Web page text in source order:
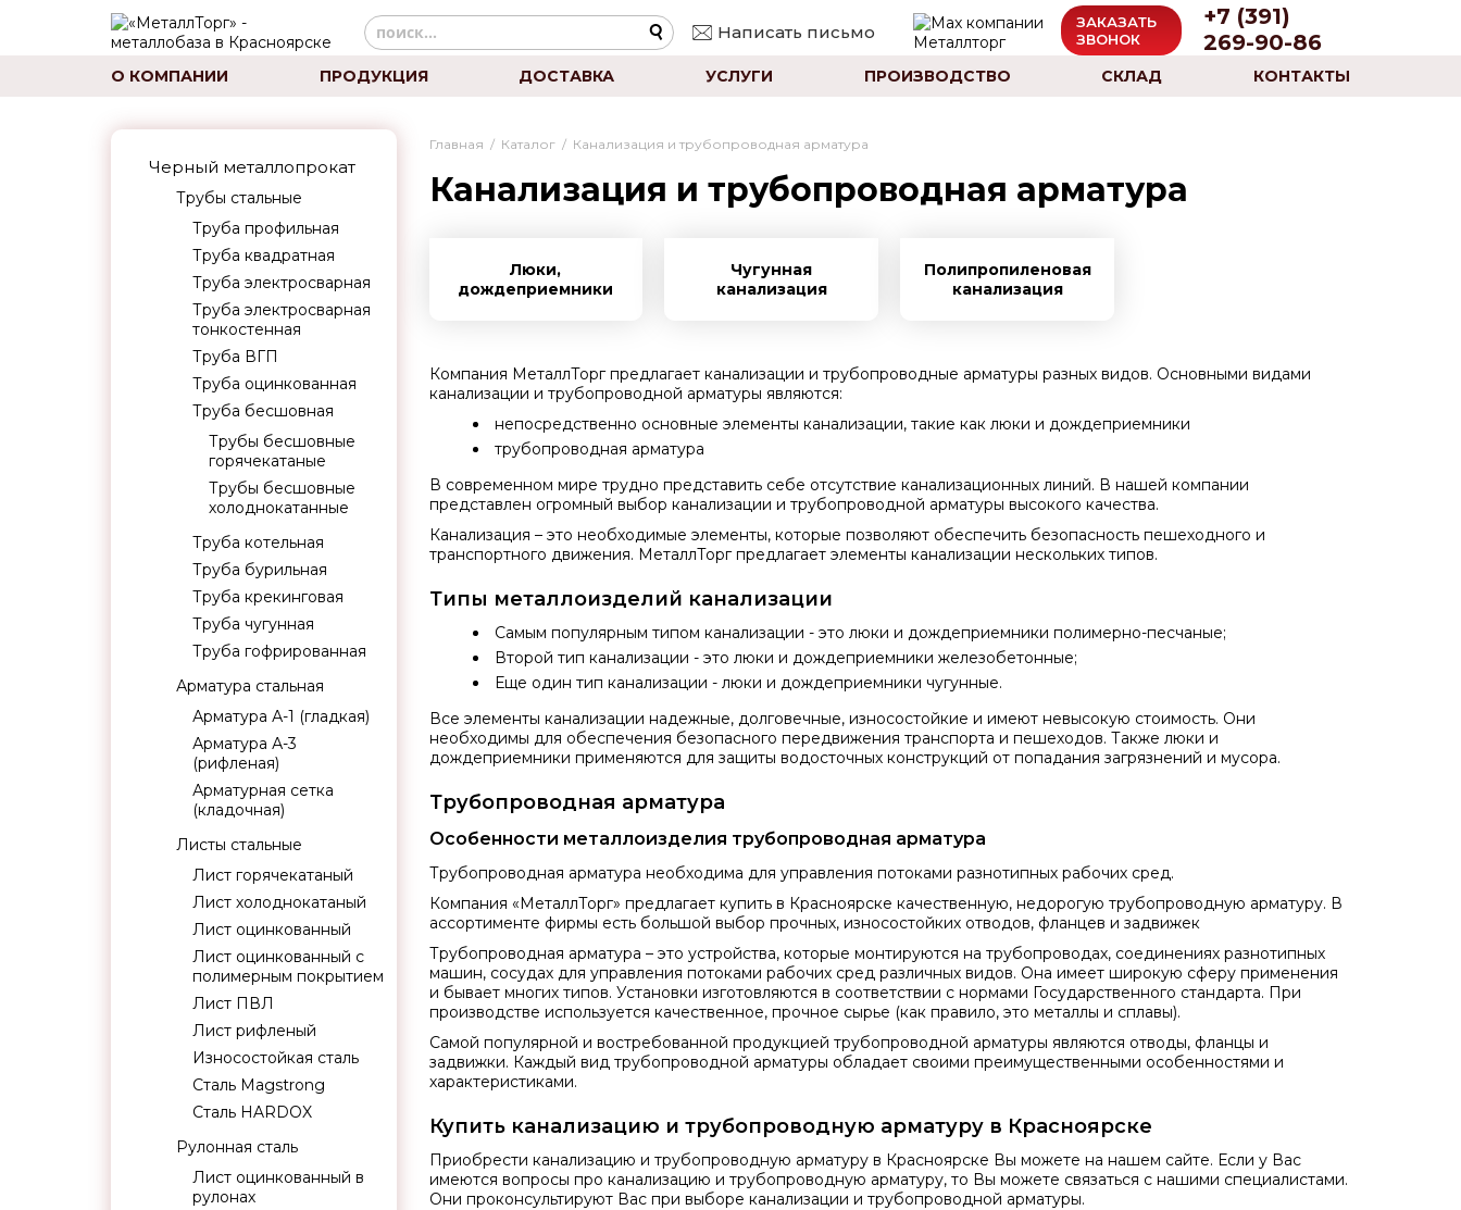
Написать письмо
ЗАКАЗАТЬ
ЗВОНОК
+7 (391)
269-90-86
О КОМПАНИИ ПРОДУКЦИЯ ДОСТАВКА УСЛУГИ ПРОИЗВОДСТВО СКЛАД КОНТАКТЫ
Черный металлопрокат
Трубы стальные
Труба профильная
Труба квадратная
Труба электросварная
Труба электросварная
тонкостенная
Труба ВГП
Труба оцинкованная
Труба бесшовная
Трубы бесшовные
горячекатаные
Трубы бесшовные
холоднокатанные
Труба котельная
Труба бурильная
Труба крекинговая
Труба чугунная
Труба гофрированная
Арматура стальная
Арматура А-1 (гладкая)
Арматура А-3
(рифленая)
Арматурная сетка
(кладочная)
Листы стальные
Лист горячекатаный
Лист холоднокатаный
Лист оцинкованный
Лист оцинкованный с
полимерным покрытием
Лист ПВЛ
Лист рифленый
Износостойкая сталь
Сталь Magstrong
Сталь HARDOX
Рулонная сталь
Лист оцинкованный в
рулонах
Главная / Каталог / Канализация и трубопроводная арматура
Канализация и трубопроводная арматура
Люки,
дождеприемники
Чугунная
канализация
Полипропиленовая
канализация
Компания МеталлТорг предлагает канализации и трубопроводные арматуры разных видов. Основными видами
канализации и трубопроводной арматуры являются:
непосредственно основные элементы канализации, такие как люки и дождеприемники
трубопроводная арматура
В современном мире трудно представить себе отсутствие канализационных линий. В нашей компании
представлен огромный выбор канализации и трубопроводной арматуры высокого качества.
Канализация – это необходимые элементы, которые позволяют обеспечить безопасность пешеходного и
транспортного движения. МеталлТорг предлагает элементы канализации нескольких типов.
Типы металлоизделий канализации
Самым популярным типом канализации - это люки и дождеприемники полимерно-песчаные;
Второй тип канализации - это люки и дождеприемники железобетонные;
Еще один тип канализации - люки и дождеприемники чугунные.
Все элементы канализации надежные, долговечные, износостойкие и имеют невысокую стоимость. Они
необходимы для обеспечения безопасного передвижения транспорта и пешеходов. Также люки и
дождеприемники применяются для защиты водосточных конструкций от попадания загрязнений и мусора.
Трубопроводная арматура
Особенности металлоизделия трубопроводная арматура
Трубопроводная арматура необходима для управления потоками разнотипных рабочих сред.
Компания «МеталлТорг» предлагает купить в Красноярске качественную, недорогую трубопроводную арматуру. В
ассортименте фирмы есть большой выбор прочных, износостойких отводов, фланцев и задвижек
Трубопроводная арматура – это устройства, которые монтируются на трубопроводах, соединениях разнотипных
машин, сосудах для управления потоками рабочих сред различных видов. Она имеет широкую сферу применения
и бывает многих типов. Установки изготовляются в соответствии с нормами Государственного стандарта. При
производстве используется качественное, прочное сырье (как правило, это металлы и сплавы).
Самой популярной и востребованной продукцией трубопроводной арматуры являются отводы, фланцы и
задвижки. Каждый вид трубопроводной арматуры обладает своими преимущественными особенностями и
характеристиками.
Купить канализацию и трубопроводную арматуру в Красноярске
Приобрести канализацию и трубопроводную арматуру в Красноярске Вы можете на нашем сайте. Если у Вас
имеются вопросы про канализацию и трубопроводную арматуру, то Вы можете связаться с нашими специалистами.
Они проконсультируют Вас при выборе канализации и трубопроводной арматуры.